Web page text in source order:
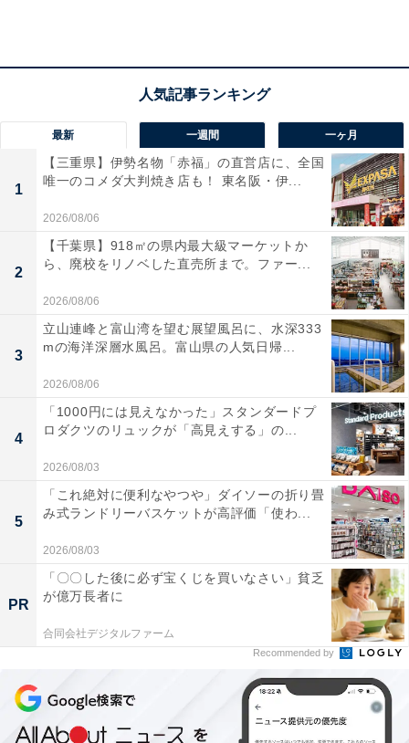
「＃簡単レシピ」は、投稿数129万件で、主菜・副菜・
け・お弁当やダイエットの⽬的別に⼀⽬でわかる投稿が
⽬⽴っているため、幅広い層からフォローされている結
果となりました。
1位：＃無印良品
「＃無印良品」の投稿数は207万件。インテリア・ファ
ッション・コスメ・⾷品・⽂房具などのジャンルで、年
代・性別・趣向性問わず、幅広くフォローされているこ
最新 一週間 一ヶ月
1
【三重県】伊勢名物「赤福」の直営店に、全国
唯一のコメダ大判焼き店も！ 東名阪・伊...
2026/08/06
2
【千葉県】918㎡の県内最大級マーケットか
ら、廃校をリノベした直売所まで。ファー...
2026/08/06
3
立山連峰と富山湾を望む展望風呂に、水深333
mの海洋深層水風呂。富山県の人気日帰...
2026/08/06
4
「1000円には見えなかった」スタンダードプ
ロダクツのリュックが「高見えする」の...
2026/08/03
5
「これ絶対に便利なやつや」ダイソーの折り畳
み式ランドリーバスケットが高評価「使わ...
2026/08/03
PR
「〇〇した後に必ず宝くじを買いなさい」貧乏
が億万長者に
合同会社デジタルファーム
Recommended by